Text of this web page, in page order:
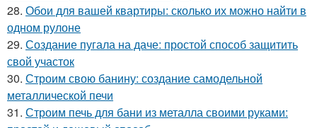
28. Обои для вашей квартиры: сколько их можно найти в
одном рулоне
29. Создание пугала на даче: простой способ защитить
свой участок
30. Строим свою банину: создание самодельной
металлической печи
31. Строим печь для бани из металла своими руками: